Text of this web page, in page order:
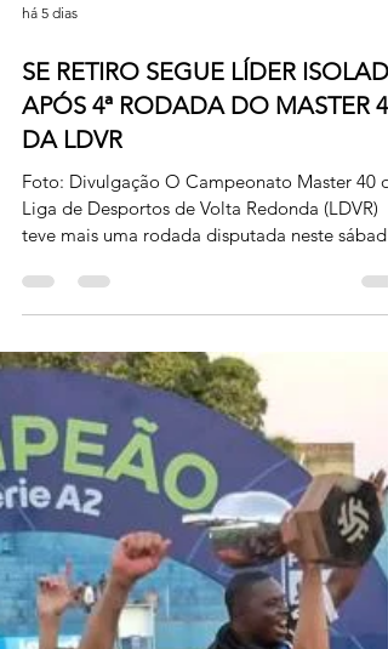
SE RETIRO SEGUE LÍDER
APÓS 4ª RODADA DO MASTER 40
DA LDVR
Foto: Divulgação O Campeonato Master 40
Liga de Desportos de Volta Redonda (LDVR)
teve mais uma rodada disputada neste sábado
(1º), pela primeira fase da competição. Os três
jogos da quarta rodada aconteceram em
pontos distintos da região e confirmaram o